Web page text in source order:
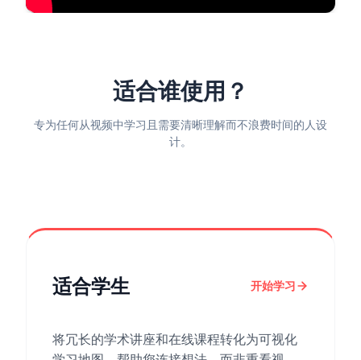
适合谁使用？
专为任何从视频中学习且需要清晰理解而不浪费时间的人设
计。
适合学生 开始学习
将冗长的学术讲座和在线课程转化为可视化